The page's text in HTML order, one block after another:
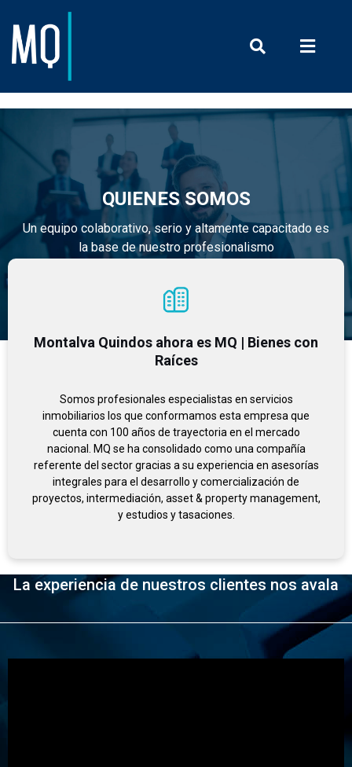
QUIENES SOMOS
Un equipo colaborativo, serio y altamente capacitado es
la base de nuestro profesionalismo
Montalva Quindos ahora es MQ | Bienes con
Raíces
Somos profesionales especialistas en servicios
inmobiliarios los que conformamos esta empresa que
cuenta con 100 años de trayectoria en el mercado
nacional. MQ se ha consolidado como una compañía
referente del sector gracias a su experiencia en asesorías
integrales para el desarrollo y comercialización de
proyectos, intermediación, asset & property management,
y estudios y tasaciones.
La experiencia de nuestros clientes nos avala